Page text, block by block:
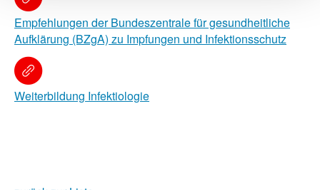
Empfehlungen der Bundeszentrale für gesundheitliche
Aufklärung (BZgA) zu Impfungen und Infektionsschutz
Weiterbildung Infektiologie